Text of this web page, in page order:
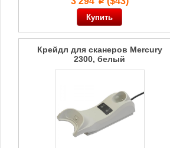
Крейдл для сканеров Mercury
2300, белый